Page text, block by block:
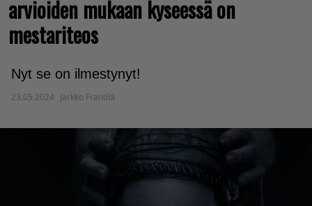
arvioiden mukaan kyseessä on
mestariteos
Nyt se on ilmestynyt!
23.05.2024 Jarkko Fräntilä